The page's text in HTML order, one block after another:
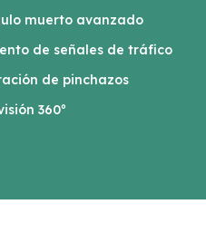
muerto avanzado
de señales de tráfico
de pinchazos
360º